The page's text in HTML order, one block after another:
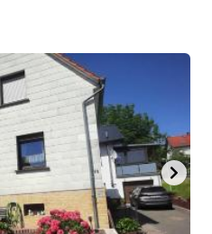
mark
key
to
get
the
keyboard
shortcuts